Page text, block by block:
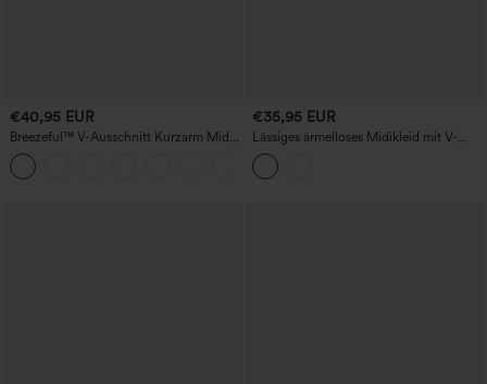
€40,95 EUR
Breezeful™ V-Ausschnitt Kurzarm Midi-
Freizeitkleid mit Tasche, Bindeband
hinten, schnell trocknend
€35,95 EUR
Lässiges ärmelloses Midikleid mit V-
Ausschnitt